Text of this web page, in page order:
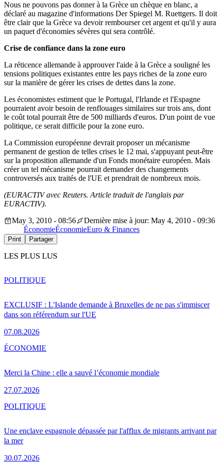
Nous ne pouvons pas donner à la Grèce un chèque en blanc, a
déclaré au magazine d'informations Der Spiegel M. Ruettgers. Il doit
être clair que la Grèce va devoir rembourser cet argent et qu'il y aura
un paquet d'économies sévères qui sera contrôlé.
Crise de confiance dans la zone euro
La réticence allemande à approuver l'aide à la Grèce a souligné les
tensions politiques existantes entre les pays riches de la zone euro
sur la manière de gérer les crises de dettes dans la zone.
Les économistes estiment que le Portugal, l'Irlande et l'Espagne
pourraient avoir besoin de renflouages similaires sur trois ans, dont
le coût total pourrait être de 500 milliards d'euros. D'un point de vue
politique, ce serait difficile pour la zone euro.
La Commission européenne devrait proposer un mécanisme
permanent de gestion de telles crises le 12 mai, s'appuyant peut-être
sur la proposition allemande d'un Fonds monétaire européen. Mais
créer un tel mécanisme pourrait demander des changements
controversés aux traités de l'UE et prendrait de nombreux mois.
(EURACTIV avec Reuters. Article traduit de l'anglais par
EURACTIV).
May 3, 2010 - 08:56
Dernière mise à jour: May 4, 2010 - 09:36
ÉconomieÉconomieEuro & Finances
Print Partager
LES PLUS LUS
EXCLUSIF : L'Islande demande à Bruxelles de ne pas s'immiscer
dans son référendum sur l'UE
07.08.2026
POLITIQUE
Merci la Chine : elle a sauvé l’économie mondiale
27.07.2026
ÉCONOMIE
Une enclave espagnole dépassée par l'afflux de migrants arrivant par
la mer
30.07.2026
POLITIQUE